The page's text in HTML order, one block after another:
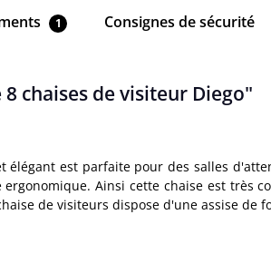
1 Consignes de sécurité
chaises de visiteur Diego"
élégant est parfaite pour des salles
Ainsi cette chaise est
de visiteurs dispose d'une assise